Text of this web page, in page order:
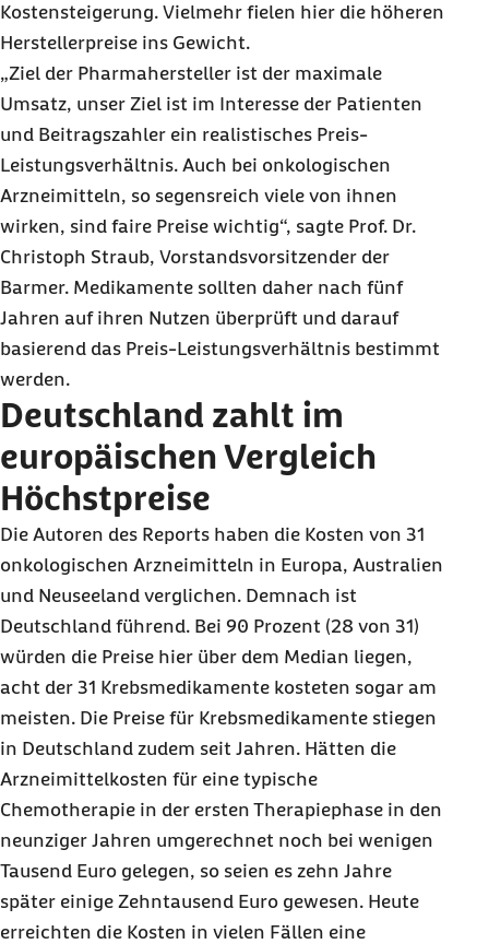
Kostensteigerung. Vielmehr fielen hier die höheren
Herstellerpreise ins Gewicht.
„Ziel der Pharmahersteller ist der maximale
Umsatz, unser Ziel ist im Interesse der Patienten
und Beitragszahler ein realistisches Preis-
Leistungsverhältnis. Auch bei onkologischen
Arzneimitteln, so segensreich viele von ihnen
wirken, sind faire Preise wichtig“, sagte Prof. Dr.
Christoph Straub, Vorstandsvorsitzender der
Barmer. Medikamente sollten daher nach fünf
Jahren auf ihren Nutzen überprüft und darauf
basierend das Preis-Leistungsverhältnis bestimmt
werden.
Deutschland zahlt im
europäischen Vergleich
Höchstpreise
Die Autoren des Reports haben die Kosten von 31
onkologischen Arzneimitteln in Europa, Australien
und Neuseeland verglichen. Demnach ist
Deutschland führend. Bei 90 Prozent (28 von 31)
würden die Preise hier über dem Median liegen,
acht der 31 Krebsmedikamente kosteten sogar am
meisten. Die Preise für Krebsmedikamente stiegen
in Deutschland zudem seit Jahren. Hätten die
Arzneimittelkosten für eine typische
Chemotherapie in der ersten Therapiephase in den
neunziger Jahren umgerechnet noch bei wenigen
Tausend Euro gelegen, so seien es zehn Jahre
später einige Zehntausend Euro gewesen. Heute
erreichten die Kosten in vielen Fällen eine